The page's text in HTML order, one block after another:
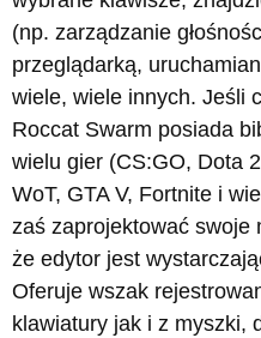
(np. zarządzanie
przeglądarką,
wiele, wiele innych. Jeśli
Roccat Swarm posiada
wielu gier (CS:GO, Dota
WoT, GTA V, Fortnite i
zaś zaprojektować swoje
że edytor jest
Oferuje wszak
klawiatury jak i z myszki,